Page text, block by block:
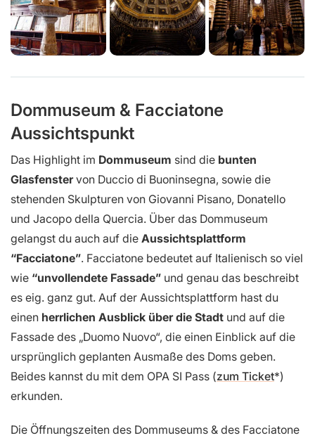
Dommuseum & Facciatone
Aussichtspunkt
Das Highlight im Dommuseum sind die bunten
Glasfenstervon Duccio di Buoninsegna, sowie die
stehenden Skulpturen von Giovanni Pisano, Donatello
und Jacopo della Quercia. Über das Dommuseum
gelangst du auch auf die Aussichtsplattform
“Facciatone”. Facciatone bedeutet auf Italienisch so viel
wie “unvollendete Fassade” und genau das beschreibt
es eig. ganz gut. Auf der Aussichtsplattform hast du
einen herrlichen Ausblick über die Stadt und auf die
Fassade des „Duomo Nuovo“, die einen Einblick auf die
ursprünglich geplanten Ausmaße des Doms geben.
Beides kannst du mit dem OPA SI Pass (zum Ticket )
erkunden.
Die Öffnungszeiten des Dommuseums & des Facciatone